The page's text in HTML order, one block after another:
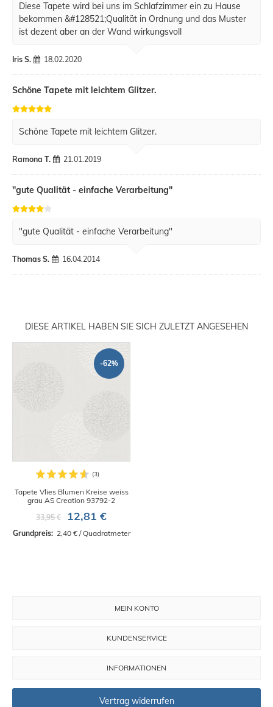
Diese Tapete wird bei uns im Schlafzimmer ein zu Hause
bekommen &#128521;Qualität in Ordnung und das Muster
ist dezent aber an der Wand wirkungsvoll
Iris S. 18.02.2020
Schöne Tapete mit leichtem Glitzer.
Schöne Tapete mit leichtem Glitzer.
Ramona T. 21.01.2019
"gute Qualität - einfache Verarbeitung"
"gute Qualität - einfache Verarbeitung"
Thomas S. 16.04.2014
DIESE ARTIKEL HABEN SIE SICH ZULETZT ANGESEHEN
-62%
Tapete Vlies Blumen Kreise weiss
grau AS Creation 93792-2
33,95 €
12,81 €
Grundpreis: 2,40 € / Quadratmeter
MEIN KONTO
KUNDENSERVICE
INFORMATIONEN
Vertrag widerrufen